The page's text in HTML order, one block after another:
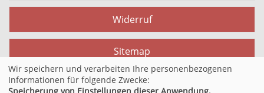
Widerruf
Sitemap
Datenschutzerklärung
Wir speichern und verarbeiten Ihre personenbezogenen
Informationen für folgende Zwecke: